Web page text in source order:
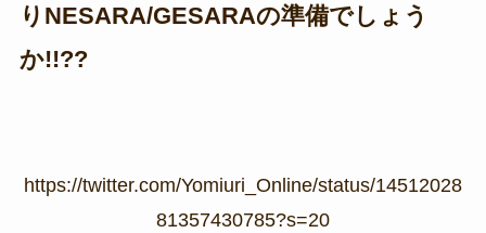
りNESARA/GESARAの準備でしょう
か!!??
https://twitter.com/Yomiuri_Online/status/14512028
81357430785?s=20